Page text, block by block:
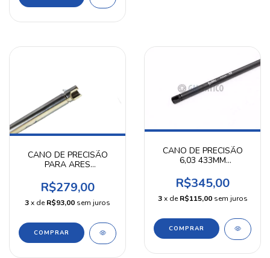
CANO DE PRECISÃO
PARA ARES
AÇO INOX 6,05MM
550MM KPP
R$279,00
3x deR$93,00 sem juros
CANO DE PRECISÃO
6,03 433MM
MODIFY
R$345,00
3 x deR$115,00 sem juros